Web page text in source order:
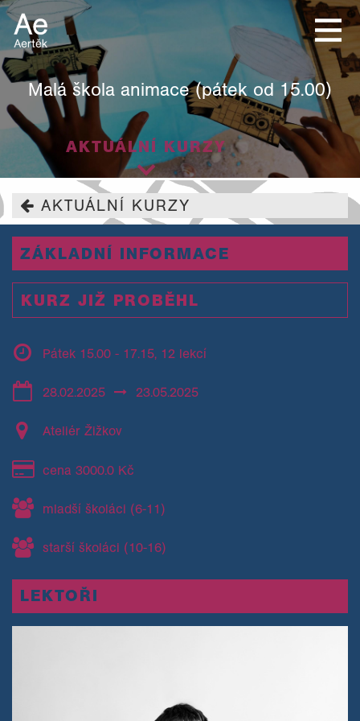
Malá škola animace (pátek od 15.00)
AKTUÁLNÍ KURZY
AKTUÁLNÍ KURZY
ZÁKLADNÍ INFORMACE
KURZ JIŽ PROBĚHL
Pátek 15.00 - 17.15, 12 lekcí
28.02.2025 23.05.2025
Ateliér Žižkov
cena 3000.0 Kč
mladší školáci (6-11)
starší školáci (10-16)
LEKTOŘI